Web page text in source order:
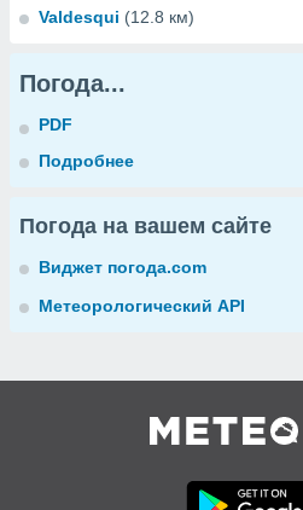
Valdesqui (12.8 км)
Погода...
PDF
Подробнее
Погода на вашем сайте
Виджет погода.com
Метеорологический API